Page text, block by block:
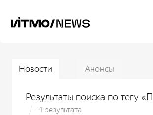
Новости Анонсы
Результаты поиска по тегу
4 результата